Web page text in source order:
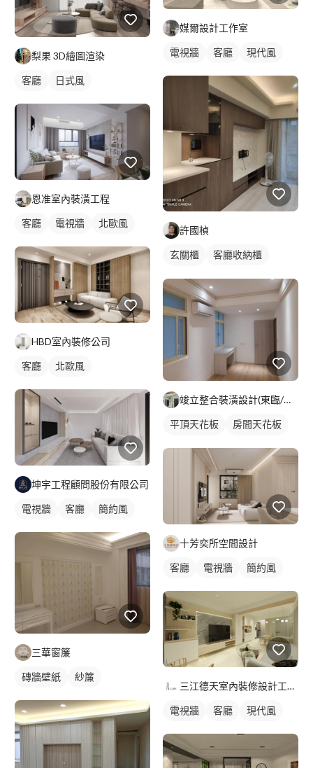
梨果 3D繪圖渲染
客廳 日式風
恩准室內裝潢工程
客廳 電視牆 北歐風
HBD室內裝修公司
客廳 北歐風
坤宇工程顧問股份有限公司
電視牆 客廳 簡約風
三華窗簾
磚牆壁紙 紗簾
媒爾設計工作室
電視牆 客廳 現代風
許國楨
玄關櫃
客廳收納櫃
竣立整合裝潢設計(東臨/寓意)
平頂天花板
房間天花板
十芳奕所空間設計
客廳 電視牆 簡約風
三江德天室內裝修設計工程有限公司
電視牆 客廳 現代風